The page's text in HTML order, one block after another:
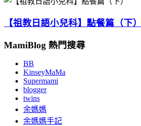
【祖教日語小兒科】點餐篇（下）
MamiBlog 熱門搜尋
BB
KinseyMaMa
Supermami
blogger
twins
余媽媽
余媽媽手記